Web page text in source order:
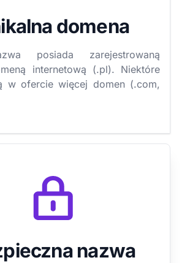
domena
posiada zarejestrowaną
internetową (.pl). Niektóre
w ofercie więcej domen (.com,
nazwa